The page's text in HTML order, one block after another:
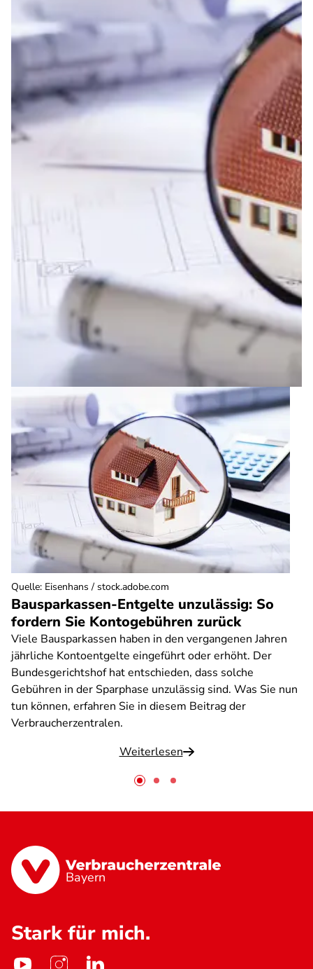
Bausparkassen-Entgelte unzulässig: So
fordern Sie Kontogebühren zurück
Viele Bausparkassen haben in den vergangenen Jahren
jährliche Kontoentgelte eingeführt oder erhöht. Der
Bundesgerichtshof hat entschieden, dass solche
Gebühren in der Sparphase unzulässig sind. Was Sie nun
tun können, erfahren Sie in diesem Beitrag der
Verbraucherzentralen.
Weiterlesen
Quelle: Eisenhans / stock.adobe.com
Bayern
Stark für mich.